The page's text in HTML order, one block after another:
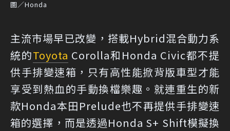
圖／Honda
主流市場早已改變，搭載Hybrid混合動力系
統的Toyota Corolla和Honda Civic都不提
供手排變速箱，只有高性能掀背版車型才能
享受到熱血的手動換檔樂趣。就連重生的新
款Honda本田Prelude也不再提供手排變速
箱的選擇，而是透過Honda S+ Shift模擬換